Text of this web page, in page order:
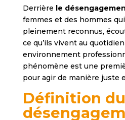
Derrière le
femmes et des hommes
pleinement reconnus,
ce qu’ils vivent au
environnement
phénomène est une
pour agir de manière juste
Définition du